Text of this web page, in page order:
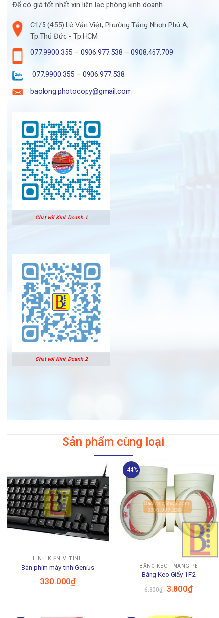
Để có giá tốt nhất xin liên lạc phòng kinh doanh.
C1/5 (455) Lê Văn Việt, Phường Tăng Nhơn Phú A,
Tp.Thủ Đức - Tp.HCM
077.9900.355– 0906.977.538 – 0908.467.709
077.9900.355– 0906.977.538
baolong.photocopy@gmail.com
Chat với Kinh Doanh 1
Chat với Kinh Doanh 2
Sản phẩm cùng loại
LINH KIỆN VI TÍNH
Bàn phím máy tính Genius
330.000₫
-44%
BĂNG KEO - MÀNG PE
Băng Keo Giấy 1F2
6.800₫ Giá
gốc
3.800₫Giá